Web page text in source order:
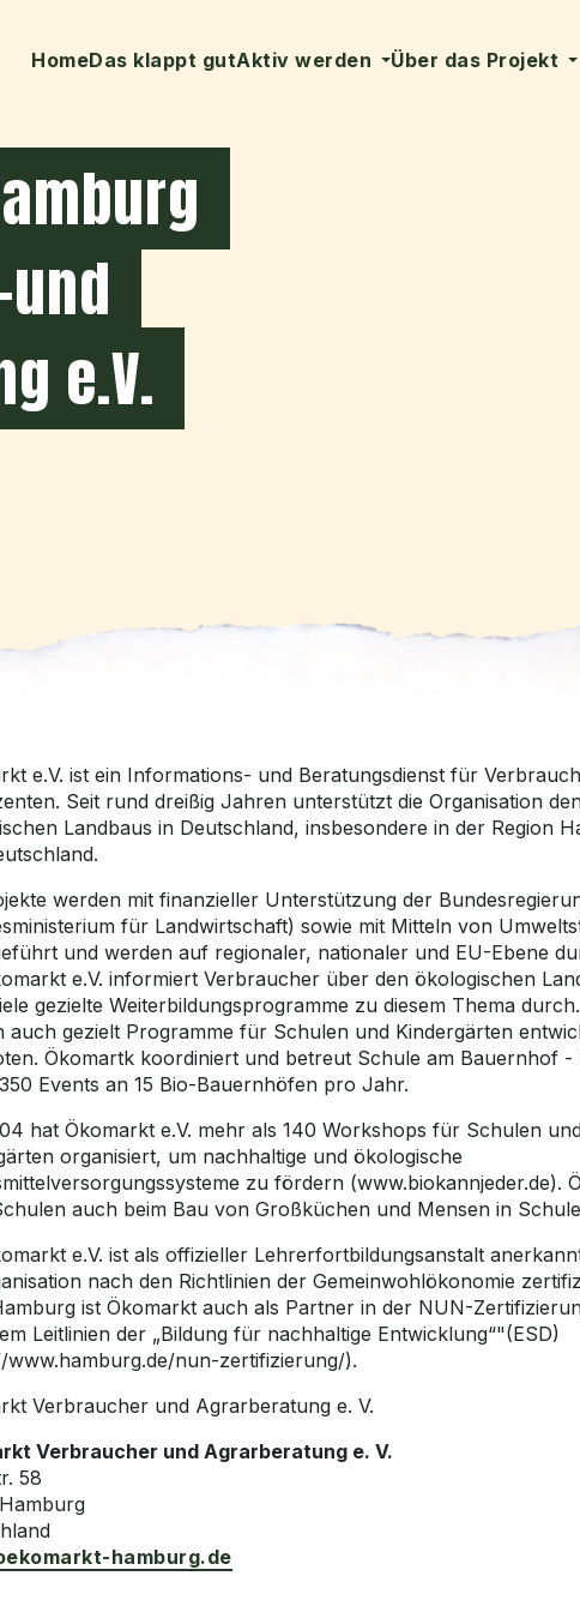
HomeDas klappt gutAktiv werden Über das Projekt
e.V.
e.V. ist ein Informations- und Beratungsdienst für
Seit rund dreißig Jahren unterstützt die Organisation
Landbaus in Deutschland, insbesondere in der Region
werden mit finanzieller Unterstützung der
für Landwirtschaft) sowie mit Mitteln von
und werden auf regionaler, nationaler und EU-Ebene
e.V. informiert Verbraucher über den ökologischen
gezielte Weiterbildungsprogramme zu diesem Thema
auch gezielt Programme für Schulen und Kindergärten
Ökomartk koordiniert und betreut Schule am Bauernhof -
Events an 15 Bio-Bauernhöfen pro Jahr.
hat Ökomarkt e.V. mehr als 140 Workshops für Schulen
organisiert, um nachhaltige und ökologische
zu fördern (www.biokannjeder.de).
auch beim Bau von Großküchen und Mensen in
e.V. ist als offizieller Lehrerfortbildungsanstalt
nach den Richtlinien der Gemeinwohlökonomie
ist Ökomarkt auch als Partner in der NUN-
Leitlinien der „Bildung für nachhaltige Entwicklung“"(ESD)
www.hamburg.de/nun-zertifizierung/).
Verbraucher und Agrarberatung e. V.
Verbraucher und Agrarberatung e. V.
58
Hamburg
hamburg.de